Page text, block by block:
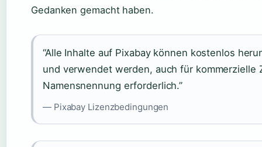
Gedanken gemacht haben.
“Alle Inhalte auf Pixabay können kostenlos
und verwendet werden, auch für kommerzielle
Namensnennung erforderlich.”
— Pixabay Lizenzbedingungen